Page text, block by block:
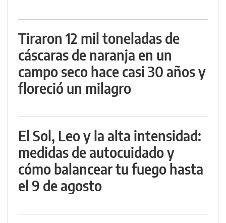
Tiraron 12 mil toneladas de
cáscaras de naranja en un
campo seco hace casi 30 años y
floreció un milagro
El Sol, Leo y la alta intensidad:
medidas de autocuidado y
cómo balancear tu fuego hasta
el 9 de agosto